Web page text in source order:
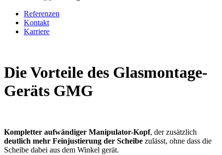
Referenzen
Kontakt
Karriere
Die Vorteile des Glasmontage-
Geräts GMG
Kompletter aufwändiger Manipulator-Kopf, der zusätzlich
deutlich mehr Feinjustierung der Scheibe zulässt, ohne dass die
Scheibe dabei aus dem Winkel gerät.